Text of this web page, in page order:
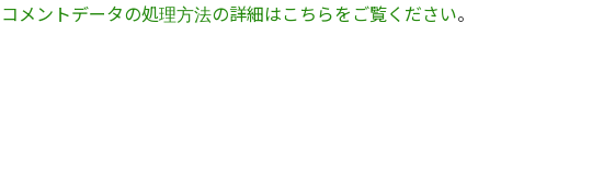
コメントデータの処理方法の詳細はこちらをご覧ください。